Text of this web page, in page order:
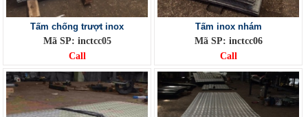
Tấm chống trượt inox
Mã SP: inctcc05
Call
Tấm inox nhám
Mã SP: inctcc06
Call